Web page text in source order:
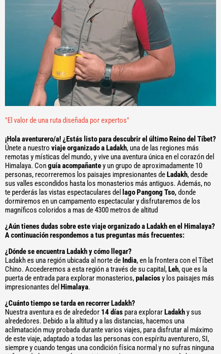
"El valor de una ruta diseñada por expertos"
¡Hola aventurero/a! ¿Estás listo para descubrir el último Reino del Tíbet?
Únete a nuestro viaje organizado a Ladakh, una de las regiones más
remotas y místicas del mundo, y vive una aventura única en el corazón del
Himalaya. Conguía acompañantey un grupo de aproximadamente 10
personas, recorreremos los paisajes impresionantes deLadakh, desde
sus valles escondidos hasta los monasterios más antiguos. Además, no
te perderás las vistas espectaculares del lago Pangong Tso, donde
dormiremos en un campamento espectacular y disfrutaremos de los
magníficos coloridos a mas de 4300 metros de altitud
¿Aún tienes dudas sobre este viaje organizado a Ladakh en el Himalaya?
A continuación respondemos a tus preguntas más frecuentes:
¿Dónde se encuentra Ladakh y cómo llegar?
Ladakh es una región ubicada al norte de India, en la frontera con el Tíbet
Chino. Accederemos a esta región a través de su capital,Leh, que es la
puerta de entrada para explorar monasterios,palaciosy los paisajes más
impresionantes del Himalaya.
¿Cuánto tiempo se tarda en recorrer Ladakh?
Nuestra aventura es de alrededor 14 días para explorarLadakhy sus
alrededores. Debido a la altitud y a las distancias, hacemos una
aclimatación muy probada durante varios viajes, para disfrutar al máximo
de este viaje, adaptado a todas las personas con espíritu aventurero, SI,
siempre y cuando tengas una condición física normal y no sufras ninguna